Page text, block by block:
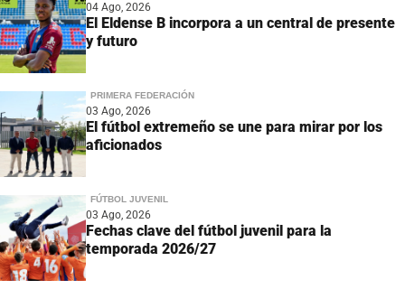
04 Ago, 2026
El Eldense B incorpora a un central de presente
y futuro
PRIMERA FEDERACIÓN
03 Ago, 2026
El fútbol extremeño se une para mirar por los
aficionados
FÚTBOL JUVENIL
03 Ago, 2026
Fechas clave del fútbol juvenil para la
temporada 2026/27